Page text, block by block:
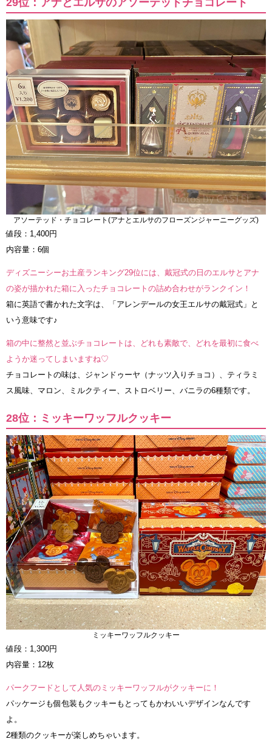
アソーテッド・チョコレート(アナとエルサのフローズンジャーニーグッズ)
値段：1,400円
内容量：6個
ディズニーシーお土産ランキング29位には、戴冠式の日のエルサとアナ
の姿が描かれた箱に入ったチョコレートの詰め合わせがランクイン！
箱に英語で書かれた文字は、「アレンデールの女王エルサの戴冠式」と
いう意味です♪
箱の中に整然と並ぶチョコレートは、どれも素敵で、どれを最初に食べ
ようか迷ってしまいますね♡
チョコレートの味は、ジャンドゥーヤ（ナッツ入りチョコ）、ティラミ
ス風味、マロン、ミルクティー、ストロベリー、バニラの6種類です。
28位：ミッキーワッフルクッキー
ミッキーワッフルクッキー
値段：1,300円
内容量：12枚
パークフードとして人気のミッキーワッフルがクッキーに！
パッケージも個包装もクッキーもとってもかわいいデザインなんです
よ。
2種類のクッキーが楽しめちゃいます。